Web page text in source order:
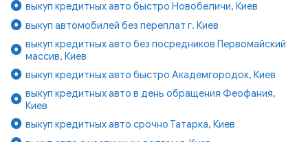
выкуп кредитных авто быстро Новобеличи, Киев
выкуп автомобилей без переплат г. Киев
выкуп кредитных авто без посредников Первомайский
массив, Киев
выкуп кредитных авто быстро Академгородок, Киев
выкуп кредитных авто в день обращения Феофания,
Киев
выкуп кредитных авто срочно Татарка, Киев